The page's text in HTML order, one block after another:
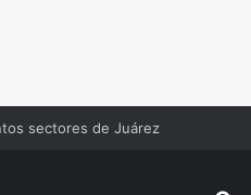
sectores de Juárez